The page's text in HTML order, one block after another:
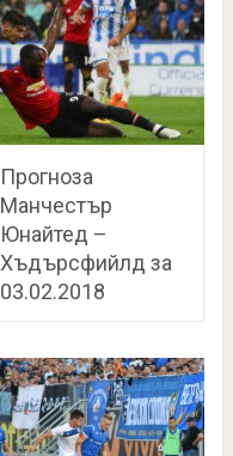
Прогноза
Манчестър
Юнайтед –
Хъдърсфийлд за
03.02.2018